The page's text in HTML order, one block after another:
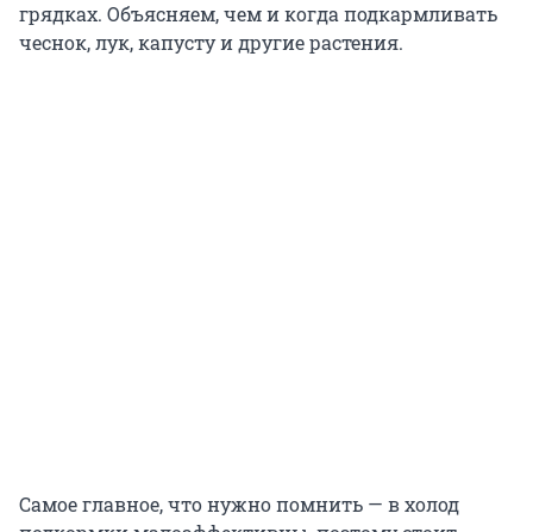
грядках. Объясняем, чем и когда подкармливать
чеснок, лук, капусту и другие растения.
Самое главное, что нужно помнить — в холод